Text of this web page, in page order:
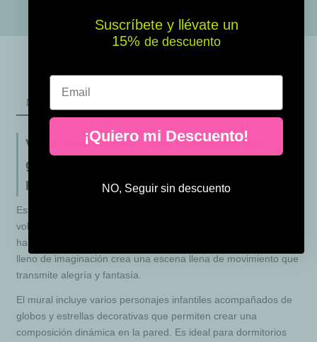
DESCRIPCIÓN
Vinilo infantil niña con 2 hermanos con
globos – Decoración infantil para
habitaciones compartidas
Este precioso vinilo infantil con una niña y dos hermanos
volando con globos es una decoración perfecta para
habitaciones compartidas entre hermanos. Su diseño dulce y
lleno de imaginación crea una escena llena de movimiento que
transmite alegría y fantasía.
El mural incluye varios personajes infantiles acompañados de
globos y estrellas decorativas que permiten crear una
composición dinámica en la pared. Es ideal para dormitorios
Suscríbete y llévate un
15% ​​ de descuento
Email
¡Quiero mi Descuento!
NO, Seguir sin descuento